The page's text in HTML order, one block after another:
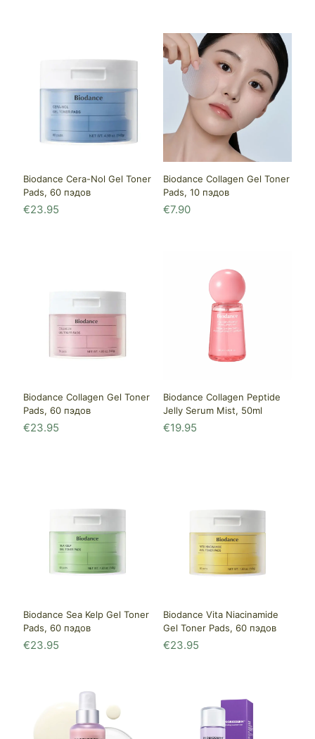
Biodance Cera-Nol Gel Toner
Pads, 60 пэдов
€23.95
Biodance Collagen Gel Toner
Pads, 10 пэдов
€7.90
Biodance Collagen Gel Toner
Pads, 60 пэдов
€23.95
Biodance Collagen Peptide
Jelly Serum Mist, 50ml
€19.95
Biodance Sea Kelp Gel Toner
Pads, 60 пэдов
€23.95
Biodance Vita Niacinamide
Gel Toner Pads, 60 пэдов
€23.95